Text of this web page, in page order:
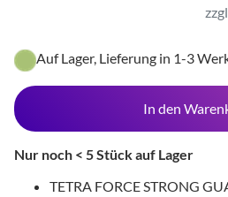
Auf Lager, Lieferung in 1-3
In den
Nur noch < 5 Stück auf Lager
TETRA FORCE STRONG